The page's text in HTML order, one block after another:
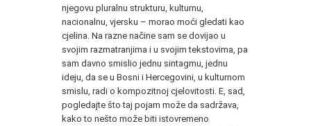
njegovu pluralnu strukturu, kulturnu,
nacionalnu, vjersku – morao moći gledati kao
cjelina. Na razne načine sam se dovijao u
svojim razmatranjima i u svojim tekstovima, pa
sam davno smislio jednu sintagmu, jednu
ideju, da se u Bosni i Hercegovini, u kulturnom
smislu, radi o kompozitnoj cjelovitosti. E, sad,
pogledajte što taj pojam može da sadržava,
kako to nešto može biti istovremeno